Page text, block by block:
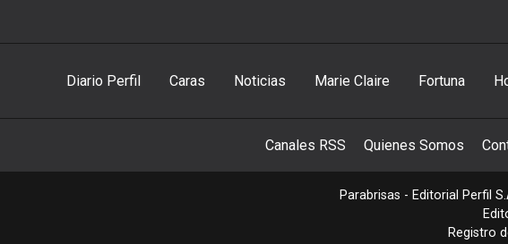
Diario Perfil Caras Noticias Marie Claire Fortuna
Canales RSS Quienes Somos
Parabrisas - Editorial Perfil
Registro